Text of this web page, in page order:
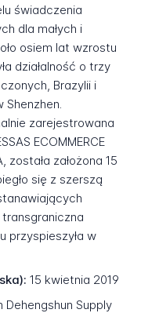
świadczenia
dla małych i
osiem lat wzrostu
działalność o trzy
Brazylii i
Shenzhen.
zarejestrowana
ECOMMERCE
została założona 15
się z szerszą
przyspieszyła w
15 kwietnia 2019
Dehengshun Supply